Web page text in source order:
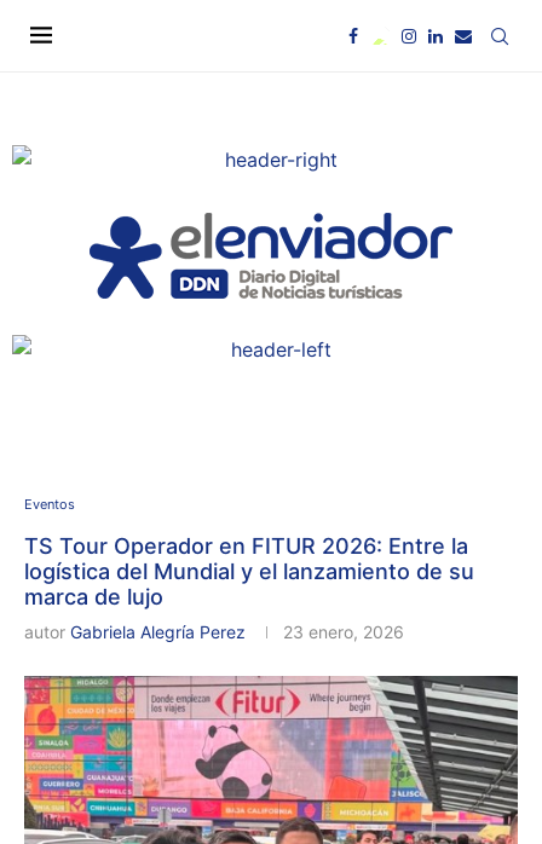
Eventos
TS Tour Operador en FITUR 2026: Entre la
logística del Mundial y el lanzamiento de su
marca de lujo
autor Gabriela Alegría Perez 23 enero, 2026